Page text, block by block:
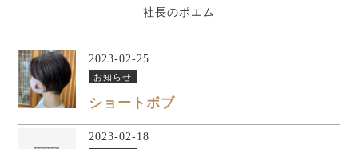
社長のポエム
2023-02-25
お知らせ
ショートボブ
2023-02-18